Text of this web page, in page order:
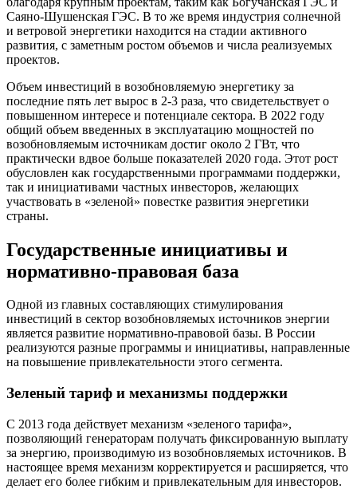
Саяно-Шушенская ГЭС. В то же время индустрия солнечной
и ветровой энергетики находится на стадии активного
развития, с заметным ростом объемов и числа реализуемых
проектов.
Объем инвестиций в возобновляемую энергетику за
последние пять лет вырос в 2-3 раза, что свидетельствует о
повышенном интересе и потенциале сектора. В 2022 году
общий объем введенных в эксплуатацию мощностей по
возобновляемым источникам достиг около 2 ГВт, что
практически вдвое больше показателей 2020 года. Этот рост
обусловлен как государственными программами поддержки,
так и инициативами частных инвесторов, желающих
участвовать в «зеленой» повестке развития энергетики
страны.
Государственные инициативы и
нормативно-правовая база
Одной из главных составляющих стимулирования
инвестиций в сектор возобновляемых источников энергии
является развитие нормативно-правовой базы. В России
реализуются разные программы и инициативы, направленные
на повышение привлекательности этого сегмента.
Зеленый тариф и механизмы поддержки
С 2013 года действует механизм «зеленого тарифа»,
позволяющий генераторам получать фиксированную выплату
за энергию, производимую из возобновляемых источников. В
настоящее время механизм корректируется и расширяется, что
делает его более гибким и привлекательным для инвесторов.